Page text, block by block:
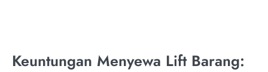
Keuntungan Menyewa Lift Barang: